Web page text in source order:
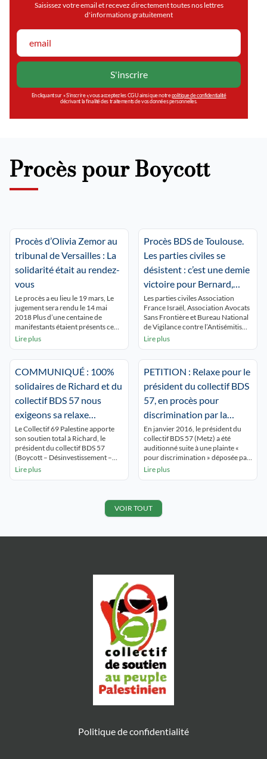
Saisissez votre email et recevez directement toutes nos lettres
d'informations gratuitement
En cliquant sur « S’inscrire », vous acceptez les CGU ainsi que notrepolitique de confidentialité
décrivant la finalité des traitements de vos données personnelles.
Procès pour Boycott
Procès d’Olivia Zemor au
tribunal de Versailles : La
solidarité était au rendez-
vous
Le procès a eu lieu le 19 mars, Le
jugement sera rendu le 14 mai
2018 Plus d’une centaine de
manifestants étaient présents ce
lundi devant le tribunal de
militants de toute la France, de
multiples associations, de Grande-
Bretagne et de Belgique, se sont
Lire plus
Procès BDS de Toulouse.
Les parties civiles se
désistent : c’est une demie
victoire pour Bernard,
Jean-Pierre, Loïc et
Yamann
Les parties civiles Association
France Israël, Association Avocats
Sans Frontière et Bureau National
de Vigilance contre l’Antisémitisme
se sont désistées, elles
son jugement du 14 novembre
2016 n’avait pas retenu le motif «
d’incitation à la discrimination en
raison d’une […]
Lire plus
COMMUNIQUÉ : 100%
solidaires de Richard et du
collectif BDS 57 nous
exigeons sa relaxe
immédiate !
Le Collectif 69 Palestine apporte
son soutien total à Richard, le
président du collectif BDS 57
(Boycott – Désinvestissement –
Sanctions) qui comparaîtra le 2
pharmaceutique israélienne TEVA.
Le collectif BDS 57 agissait, en
Lire plus
PETITION : Relaxe pour le
président du collectif BDS
57, en procès pour
discrimination par la
société TEVA !
En janvier 2016, le président du
collectif BDS 57 (Metz) a été
auditionné suite à une plainte «
pour discrimination » déposée par
TEVA, multinationale israélienne
dans le cadre de la campagne
internationale BDS pour inciter les
Lire plus
VOIR TOUT
Politique de confidentialité